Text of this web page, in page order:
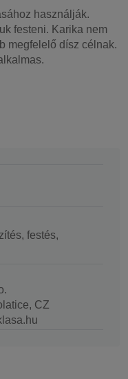
használják.
festeni. Karika nem
megfelelő dísz célnak.
festés,
CZ